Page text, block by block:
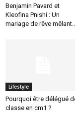
Benjamin Pavard et
Kleofina Pnishi : Un
mariage de rêve
Lifestyle
Pourquoi être délégué
classe en cm1 ?